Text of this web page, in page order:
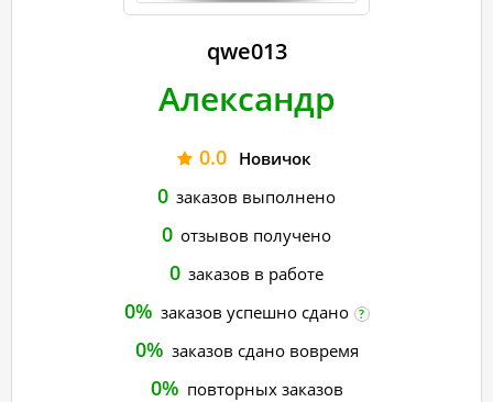
qwe013
Александр
0.0 Новичок
0 заказов выполнено
0 отзывов получено
0 заказов в работе
0% заказов успешно сдано ?
0% заказов сдано вовремя
0% повторных заказов